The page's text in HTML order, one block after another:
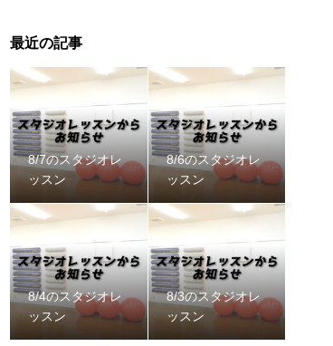
最近の記事
8/7のスタジオレ
ッスン
8/6のスタジオレ
ッスン
8/4のスタジオレ
ッスン
8/3のスタジオレ
ッスン